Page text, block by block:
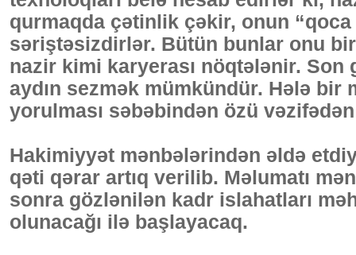
qurmaqda çətinlik çəkir, onun
səriştəsizdirlər. Bütün bunlar onu
nazir kimi karyerası nöqtələnir.
aydın sezmək mümkündür. Hələ bir
yorulması səbəbindən özü
Hakimiyyət mənbələrindən əldə
qəti qərar artıq verilib. Məlumatı
sonra gözlənilən kadr islahatları
olunacağı ilə başlayacaq.